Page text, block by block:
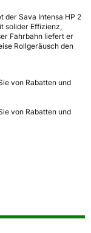
der Sava Intensa HP 2
solider Effizienz,
Fahrbahn liefert er
Rollgeräusch den
von Rabatten und
von Rabatten und